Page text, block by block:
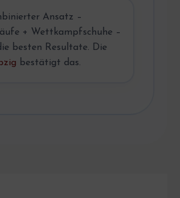
Ansatz –
+ Wettkampfschuhe –
besten Resultate. Die
bestätigt das.